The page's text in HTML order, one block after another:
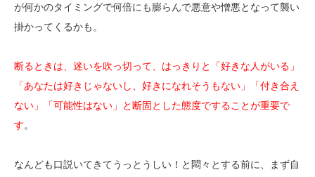
が何かのタイミングで何倍にも膨らんで悪意や憎悪となって襲い
掛かってくるかも。
断るときは、迷いを吹っ切って、はっきりと「好きな人がいる」
「あなたは好きじゃないし、好きになれそうもない」「付き合え
ない」「可能性はない」と断固とした態度ですることが重要で
す。
なんども口説いてきてうっとうしい！と悶々とする前に、まず自